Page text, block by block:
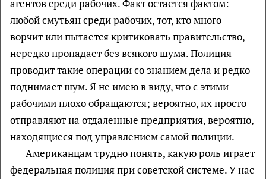
агентов среди рабочих. Факт остается фактом:
любой смутьян среди рабочих, тот, кто много
ворчит или пытается критиковать правительство,
нередко пропадает без всякого шума. Полиция
проводит такие операции со знанием дела и редко
поднимает шум. Я не имею в виду, что с этими
рабочими плохо обращаются; вероятно, их просто
отправляют на отдаленные предприятия, вероятно,
находящиеся под управлением самой полиции.
Американцам трудно понять, какую роль играет
федеральная полиция при советской системе. У нас